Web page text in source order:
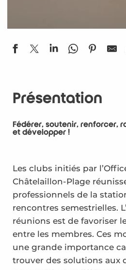
Présentation
Fédérer, soutenir, renforcer,
et développer !
Les clubs initiés par
Châtelaillon-Plage
professionnels de la
rencontres semestrielles.
réunions est de favoriser
entre les membres. Ces
une grande importance
trouver des solutions aux